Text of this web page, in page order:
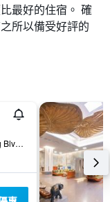
最好的住宿。 確
所以備受好評的
#256, Street Monivong Blvd, Sangkat Boeung Raing, 金邊, 柬埔寨